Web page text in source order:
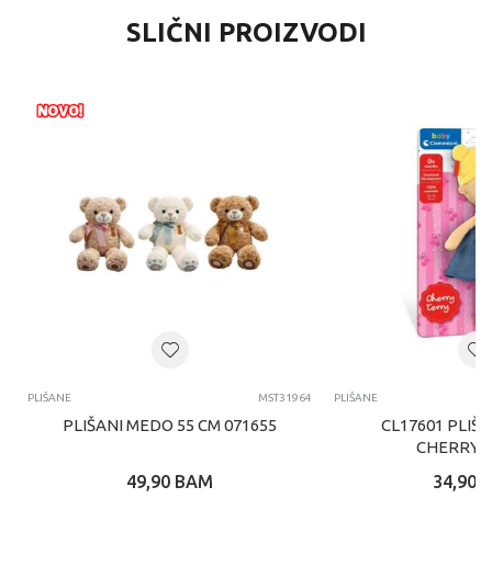
SLIČNI PROIZVODI
PLIŠANE MST31964
PLIŠANI MEDO 55 CM 071655
49,90 BAM
PLIŠANE
CL17601
CHERRY
34,90